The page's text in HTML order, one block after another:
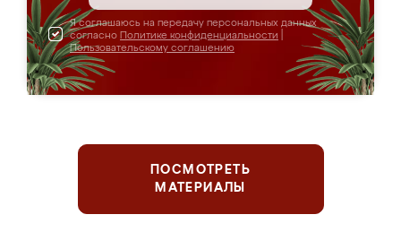
Я соглашаюсь на передачу персональных данных
согласно Политике конфиденциальности
Пользовательскому соглашению
ПОСМОТРЕТЬ
МАТЕРИАЛЫ